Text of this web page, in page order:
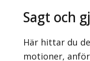
Sagt och
Här hittar du
motioner,